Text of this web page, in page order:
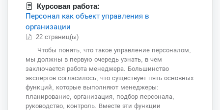
Курсовая работа:
Персонал как объект управления в
организации
22 страниц(ы)
Чтобы понять, что такое управление персоналом,
мы должны в первую очередь узнать, в чем
заключается работа менеджера. Большинство
экспертов согласилось, что существует пять основных
функций, которые выполняют менеджеры:
планирование, организация, подбор персонала,
руководство, контроль. Вместе эти функции